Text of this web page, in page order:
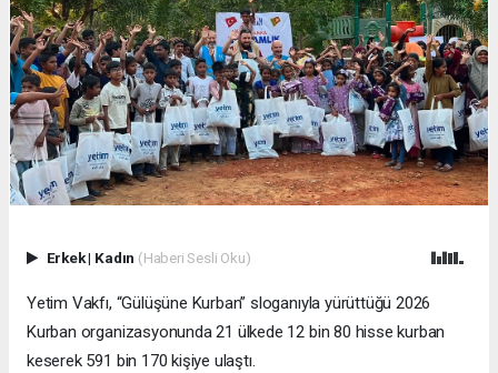
Erkek| Kadın (Haberi Sesli Oku)
Yetim Vakfı, “Gülüşüne Kurban” sloganıyla yürüttüğü 2026
Kurban organizasyonunda 21 ülkede 12 bin 80 hisse kurban
keserek 591 bin 170 kişiye ulaştı.